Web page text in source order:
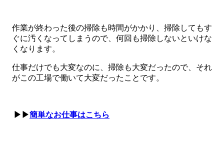
作業が終わった後の掃除も時間がかかり、掃除してもす
ぐに汚くなってしまうので、何回も掃除しないといけな
くなります。
仕事だけでも大変なのに、掃除も大変だったので、それ
がこの工場で働いて大変だったことです。
▶▶簡単なお仕事はこちら